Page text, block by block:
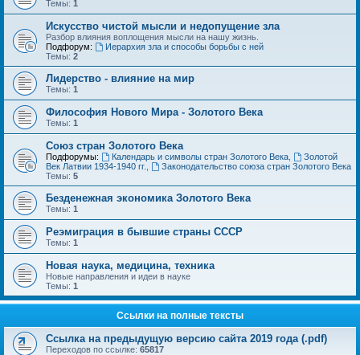
Темы: 1
Искусство чистой мысли и недопущение зла
Разбор влияния воплощения мысли на нашу жизнь.
Подфорум:
Иерархия зла и способы борьбы с ней
Темы: 2
Лидерство - влияние на мир
Темы: 1
Философия Нового Мира - Золотого Века
Темы: 1
Cоюз стран Золотого Века
Подфорумы: Календарь и символы стран Золотого Века,
Золотой
Век Латвии 1934-1940 гг.
Законодательство союза стран Золотого Века
Темы: 5
Безденежная экономика Золотого Века
Темы: 1
Реэмиграция в бывшие страны СССР
Темы: 1
Новая наука, медицина, техника
Новые направления и идеи в науке
Темы: 1
Ссылки на полные тексты
Ссылка на предыдущую версию сайта 2019 года (.pdf)
Переходов по ссылке: 65817